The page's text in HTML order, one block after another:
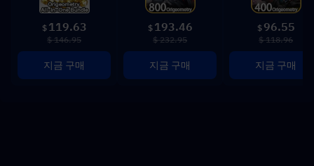
$ 119.63
$ 146.95
지금 구매
$ 193.46
$ 232.95
지금 구매
$ 96.55
$ 118.96
지금 구매